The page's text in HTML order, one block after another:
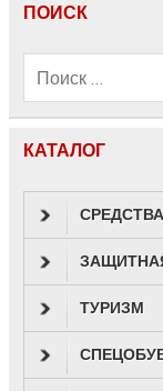
ПОИСК
КАТАЛОГ
ТУРИЗМ